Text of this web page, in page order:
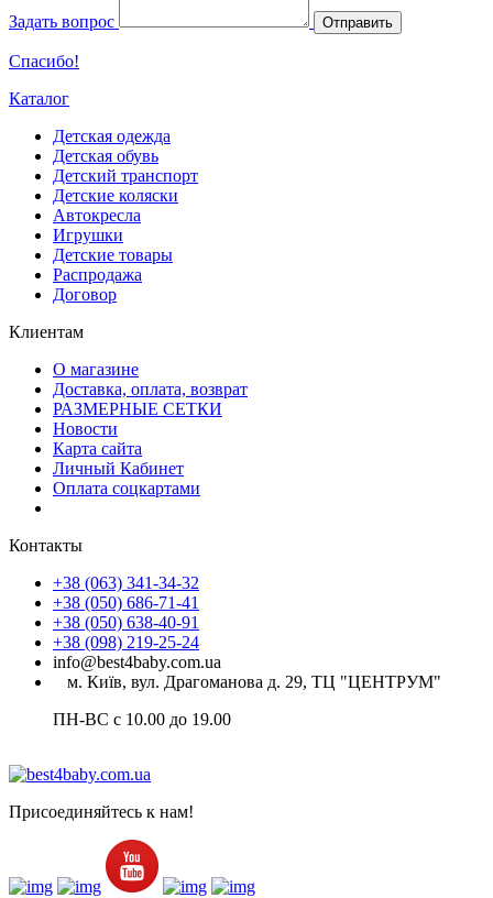
Задать вопрос Отправить
Спасибо!
Каталог
Детская одежда
Детская обувь
Детский транспорт
Детские коляски
Автокресла
Игрушки
Детские товары
Распродажа
Договор
Клиентам
О магазине
Доставка, оплата, возврат
РАЗМЕРНЫЕ СЕТКИ
Новости
Карта сайта
Личный Кабинет
Оплата соцкартами
Контакты
+38 (063) 341-34-32
+38 (050) 686-71-41
+38 (050) 638-40-91
+38 (098) 219-25-24
info@best4baby.com.ua
м. Київ, вул. Драгоманова д. 29, ТЦ "ЦЕНТРУМ"
ПН-ВС с 10.00 до 19.00
Присоединяйтесь к нам!